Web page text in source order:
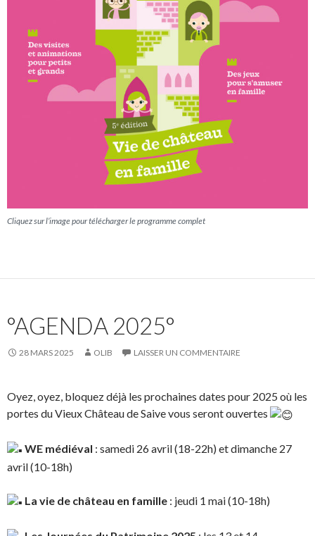
Cliquez sur l’image pour télécharger le programme complet
°AGENDA 2025°
28 MARS 2025 OLIB LAISSER UN COMMENTAIRE
Oyez, oyez, bloquez déjà les prochaines dates pour 2025 où les
portes du Vieux Château de Saive vous seront ouvertes
WE médiéval : samedi 26 avril (18-22h) et dimanche 27
avril (10-18h)
La vie de château en famille : jeudi 1 mai (10-18h)